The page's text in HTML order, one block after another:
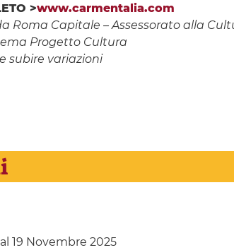
>www.carmentalia.com
Roma Capitale – Assessorato alla
Progetto Cultura
subire variazioni
19 Novembre 2025